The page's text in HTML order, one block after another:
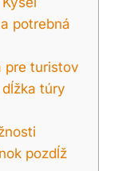
potrebná
pre turistov
túry
pozdĺž